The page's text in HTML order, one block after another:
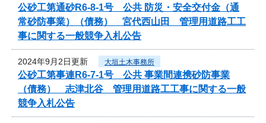
公砂工第通砂R6-8-1号 公共 防災・安全交付金（通
常砂防事業）（債務） 宮代西山田 管理用道路工工
事に関する一般競争入札公告
2024年9月2日更新 大垣土木事務所
公砂工第事連R6-7-1号 公共 事業間連携砂防事業
（債務） 志津北谷 管理用道路工工事に関する一般
競争入札公告